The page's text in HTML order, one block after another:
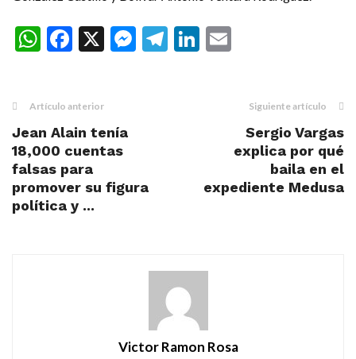
WhatsApp
Facebook
X Messenger
Telegram
LinkedIn
Artículo anterior
Jean Alain tenía
18,000 cuentas
falsas para
promover su figura
política y ...
Siguiente artículo
Sergio Vargas
explica por qué
baila en el
expediente Medusa
Victor Ramon Rosa